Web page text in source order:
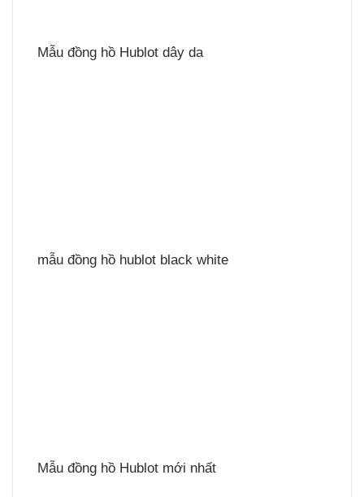
Mẫu đồng hồ Hublot dây da
mẫu đồng hồ hublot black white
Mẫu đồng hồ Hublot mới nhất